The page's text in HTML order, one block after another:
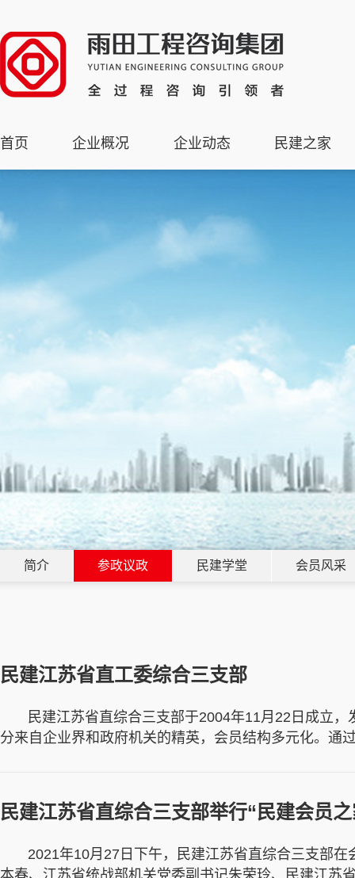
首页 企业概况 企业动态 民建之家
简介 参政议政 民建学堂 会员风采
民建江苏省直工委综合三支部
民建江苏省直综合三支部于2004年11月22日成立，
分来自企业界和政府机关的精英，会员结构多元化。通
民建江苏省直综合三支部举行“民建会员
2021年10月27日下午，民建江苏省直综合三支部在
本春、江苏省统战部机关党委副书记朱荣玲、民建江苏